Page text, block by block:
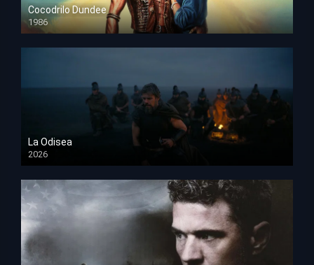
Cocodrilo Dundee
1986
HD 1080p
La Odisea
2026
TS Screener